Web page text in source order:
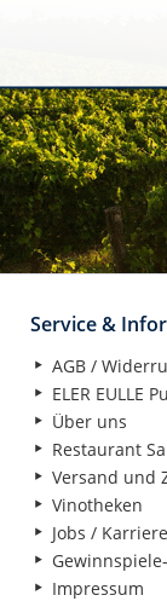
Service &
AGB /
ELER EULLE
Über uns
Restaurant
Versand und
Vinotheken
Jobs / Karriere
Impressum